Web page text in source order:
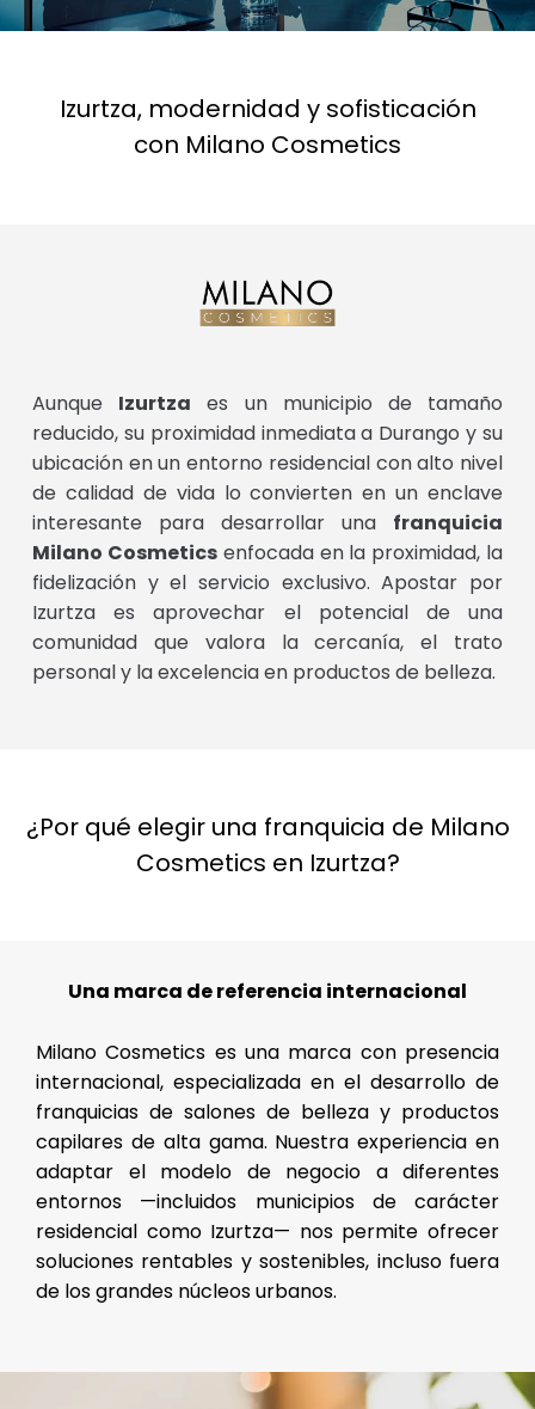
Izurtza, modernidad y sofisticación
con Milano Cosmetics
Aunque Izurtza es un municipio de tamaño
reducido, su proximidad inmediata a Durango y su
ubicación en un entorno residencial con alto nivel
de calidad de vida lo convierten en un enclave
interesante para desarrollar una franquicia
Milano Cosmeticsenfocada en la proximidad, la
fidelización y el servicio exclusivo. Apostar por
Izurtza es aprovechar el potencial de una
comunidad que valora la cercanía, el trato
personal y la excelencia en productos de belleza.
¿Por qué elegir una franquicia de Milano
Cosmetics en Izurtza?
Una marca de referencia internacional
Milano Cosmetics es una marca con presencia
internacional, especializada en el desarrollo de
franquicias de salones de belleza y productos
capilares de alta gama. Nuestra experiencia en
adaptar el modelo de negocio a diferentes
entornos —incluidos municipios de carácter
residencial como Izurtza— nos permite ofrecer
soluciones rentables y sostenibles, incluso fuera
de los grandes núcleos urbanos.